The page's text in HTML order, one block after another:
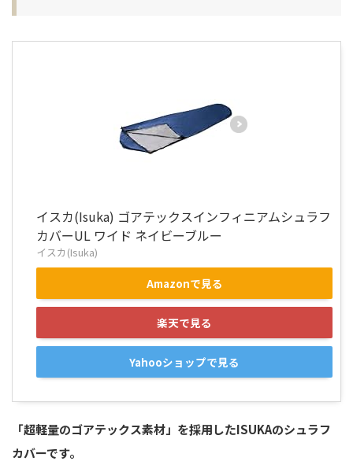
イスカ(Isuka) ゴアテックスインフィニアムシュラフ
カバーUL ワイド ネイビーブルー
イスカ(Isuka)
Amazonで見る
楽天で見る
Yahooショップで見る
「超軽量のゴアテックス素材」を採用したISUKAのシュラフ
カバーです。